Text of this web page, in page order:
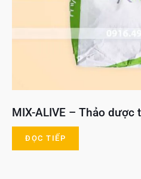
MIX-ALIVE – Thảo dược
ĐỌC TIẾP